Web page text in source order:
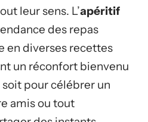
leur sens. L’apéritif
des repas
en diverses recettes
un réconfort bienvenu
pour célébrer un
amis ou tout